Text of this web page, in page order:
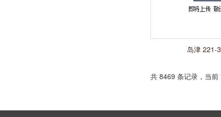
岛津 221-
共 8469 条记录，当